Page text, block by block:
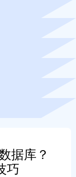
据库？
巧